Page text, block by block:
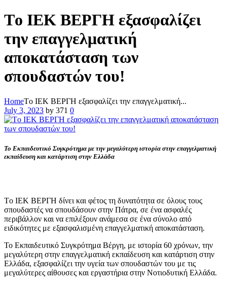
Τo ΙΕΚ ΒΕΡΓΗ εξασφαλίζει
την επαγγελματική
αποκατάσταση των
σπουδαστών του!
HomeΤo ΙΕΚ ΒΕΡΓΗ εξασφαλίζει την επαγγελματική...
July 3, 2023 by 371 0
Το Εκπαιδευτικό Συγκρότημα με την μεγαλύτερη ιστορία στην επαγγελματική
εκπαίδευση και κατάρτιση στην Ελλάδα
Τo ΙΕΚ ΒΕΡΓΗ δίνει και φέτος τη δυνατότητα σε όλους τους
σπουδαστές να σπουδάσουν στην Πάτρα, σε ένα ασφαλές
περιβάλλον και να επιλέξουν ανάμεσα σε ένα σύνολο από
ειδικότητες με εξασφαλισμένη επαγγελματική αποκατάσταση.
Το Εκπαιδευτικό Συγκρότημα Βέργη, με ιστορία 60 χρόνων, την
μεγαλύτερη στην επαγγελματική εκπαίδευση και κατάρτιση στην
Ελλάδα, εξασφαλίζει την υγεία των σπουδαστών του με τις
μεγαλύτερες αίθουσες και εργαστήρια στην Νοτιοδυτική Ελλάδα.